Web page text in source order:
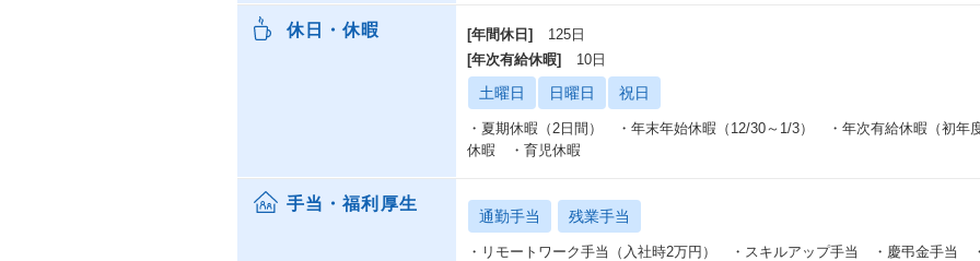
休日・休暇 [年間休日]
125日
[年次有給休暇]
10日
土曜日 日曜日 祝日
・夏期休暇（2日間） ・年末年始休暇（12/30～1/3） ・年次有給休暇（初
休暇 ・育児休暇
手当・福利厚生
通勤手当 残業手当
・リモートワーク手当（入社時2万円） ・スキルアップ手当 ・慶弔金手当